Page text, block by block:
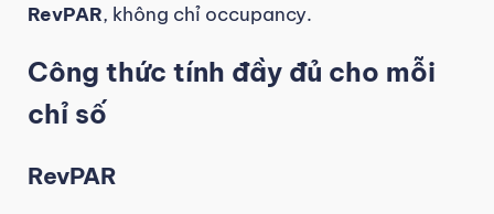
RevPAR, không chỉ occupancy.
Công thức tính đầy đủ cho mỗi
chỉ số
RevPAR